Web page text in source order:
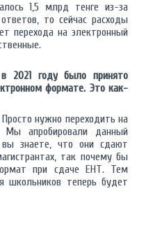
1,5 млрд тенге из-за
то сейчас расходы
перехода на электронный
2021 году было принято
формате. Это как-
нужно переходить на
Мы апробировали данный
знаете, что они сдают
так почему бы
при сдаче ЕНТ. Тем
школьников теперь будет